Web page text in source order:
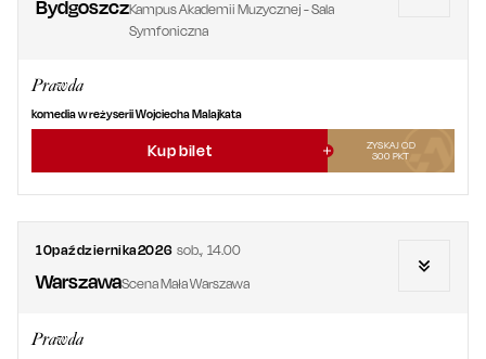
BydgoszczKampus Akademii Muzycznej - Sala
Symfoniczna
Prawda
komedia w reżyserii Wojciecha Malajkata
Kup bilet
ZYSKAJ OD
300 PKT
10października2026 sob.,14.00
WarszawaScena Mała Warszawa
Prawda